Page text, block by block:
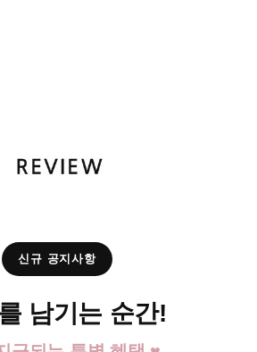
신규 공지사항
남기는 순간!